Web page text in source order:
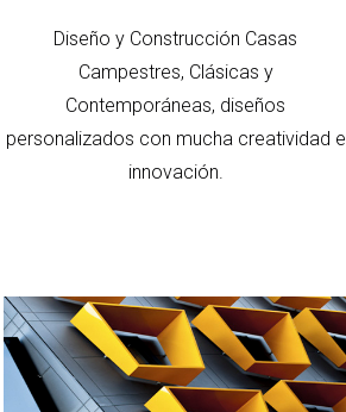
Diseño y Construcción Casas
Campestres, Clásicas y
Contemporáneas, diseños
personalizados con mucha creatividad e
innovación.